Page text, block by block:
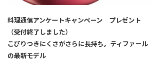
料理通信アンケートキャンペーン プレゼント
（受付終了しました）
こびりつきにくさがさらに長持ち。ティファール
の最新モデル